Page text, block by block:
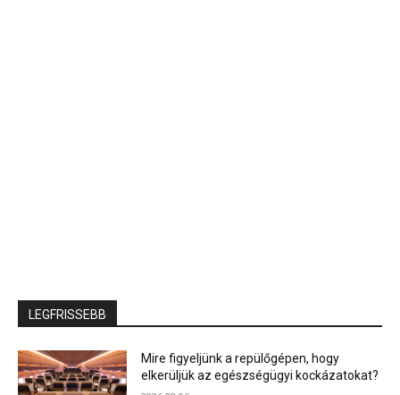
LEGFRISSEBB
Mire figyeljünk a repülőgépen, hogy
elkerüljük az egészségügyi kockázatokat?